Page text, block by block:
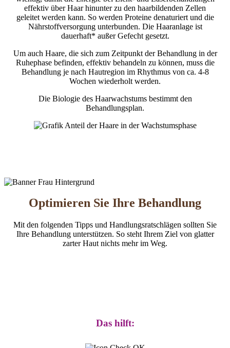
effektiv über Haar hinunter zu den haarbildenden Zellen
geleitet werden kann. So werden Proteine denaturiert und die
Nährstoffversorgung unterbunden. Die Haaranlage ist
dauerhaft* außer Gefecht gesetzt.
Um auch Haare, die sich zum Zeitpunkt der Behandlung in der
Ruhephase befinden, effektiv behandeln zu können, muss die
Behandlung je nach Hautregion im Rhythmus von ca. 4-8
Wochen wiederholt werden.
Die Biologie des Haarwachstums bestimmt den
Behandlungsplan.
Optimieren Sie Ihre Behandlung
Mit den folgenden Tipps und Handlungsratschlägen sollten Sie
Ihre Behandlung unterstützen. So steht Ihrem Ziel von glatter
zarter Haut nichts mehr im Weg.
Das hilft: